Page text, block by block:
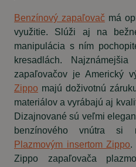
Benzínový zapaľovač má
využitie. Slúži aj na
manipulácia s ním
kresadlách.
zapaľovačov je Americký
Zippo majú doživotnú
materiálov a vyrábajú aj
Dizajnované sú veľmi
benzínového vnútra si
Plazmovým insertom Zippo.
Zippo zapaľovača